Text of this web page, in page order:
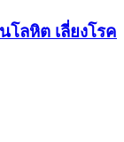
โลหิต เลี่ยงโรค